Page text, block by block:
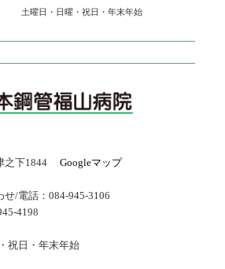
土曜日・日曜・祝日・年末年始
之下1844Googleマップ
/電話：084-945-3106
4198
祝日・年末年始